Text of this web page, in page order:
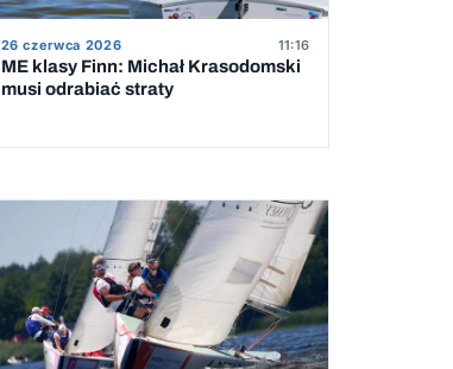
26 czerwca 2026 11:16
ME klasy Finn: Michał Krasodomski
musi odrabiać straty